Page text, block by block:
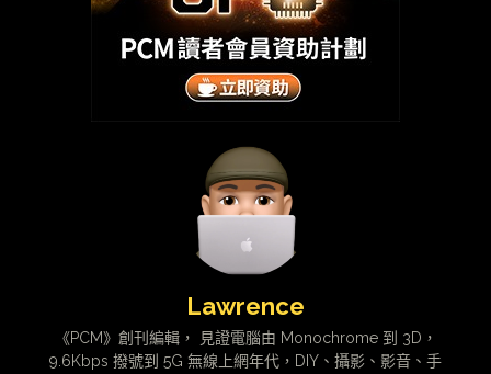
Lawrence
《PCM》創刊編輯， 見證電腦由 Monochrome 到 3D，
9.6Kbps 撥號到 5G 無線上網年代，DIY、攝影、影音、手